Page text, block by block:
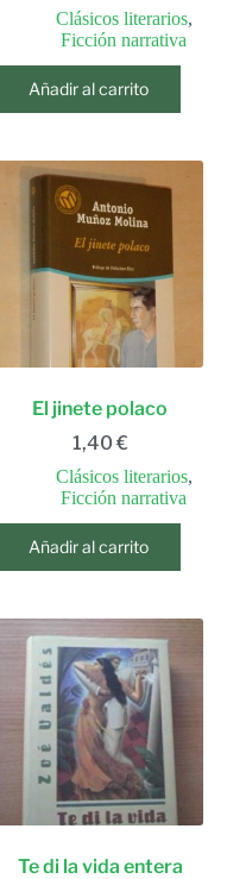
Clásicos literarios,
Ficción narrativa
Añadir al carrito
El jinete polaco
1,40 €
Clásicos literarios,
Ficción narrativa
Añadir al carrito
Te di la vida entera